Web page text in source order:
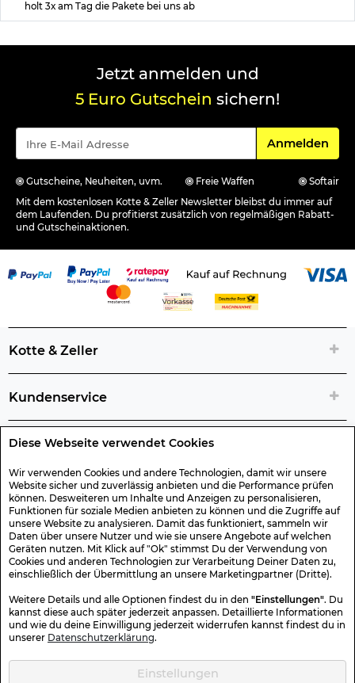
Diese Webseite verwendet Cookies
Wir verwenden Cookies und andere Technologien, damit wir unsere
Website sicher und zuverlässig anbieten und die Performance prüfen
können. Desweiteren um Inhalte und Anzeigen zu personalisieren,
Funktionen für soziale Medien anbieten zu können und die Zugriffe auf
unsere Website zu analysieren. Damit das funktioniert, sammeln wir
Daten über unsere Nutzer und wie sie unsere Angebote auf welchen
Geräten nutzen. Mit Klick auf "Ok" stimmst Du der Verwendung von
Cookies und anderen Technologien zur Verarbeitung Deiner Daten zu,
einschließlich der Übermittlung an unsere Marketingpartner (Dritte).
Weitere Details und alle Optionen findest du in den "Einstellungen". Du
kannst diese auch später jederzeit anpassen. Detaillierte Informationen
und wie du deine Einwilligung jederzeit widerrufen kannst findest du in
unserer Datenschutzerklärung.
Einstellungen
holt 3x am Tag die Pakete bei uns ab
Jetzt anmelden und
5 Euro Gutschein sichern!
Für den
Anmelden
Gutscheine, Neuheiten, uvm. Freie Waffen
Softair
Mit dem kostenlosen Kotte & Zeller Newsletter bleibst du immer auf
dem Laufenden. Du profitierst zusätzlich von regelmäßigen Rabatt-
und Gutscheinaktionen.
Kotte & Zeller
Kundenservice
Rechtliche Artikelinfos
Geschenk-Gutscheine
Versand & Rücksendung
Sicher Einkaufen